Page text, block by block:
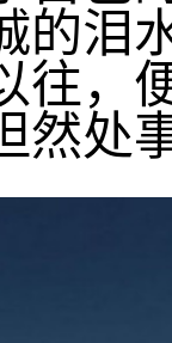
的泪
往，
然处